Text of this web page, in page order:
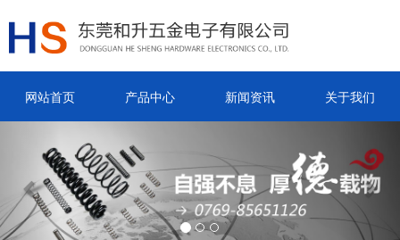
网站首页 产品中心 新闻资讯 关于我们